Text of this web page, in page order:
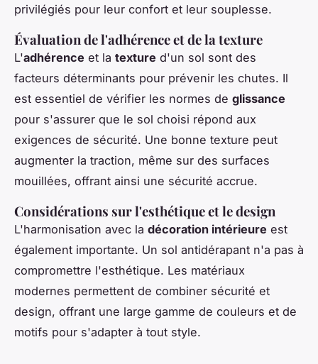
privilégiés pour leur confort et leur souplesse.
Évaluation de l'adhérence et de la texture
L'adhérence et la texture d'un sol sont des
facteurs déterminants pour prévenir les chutes. Il
est essentiel de vérifier les normes de glissance
pour s'assurer que le sol choisi répond aux
exigences de sécurité. Une bonne texture peut
augmenter la traction, même sur des surfaces
mouillées, offrant ainsi une sécurité accrue.
Considérations sur l'esthétique et le design
L'harmonisation avec la décoration intérieure est
également importante. Un sol antidérapant n'a pas à
compromettre l'esthétique. Les matériaux
modernes permettent de combiner sécurité et
design, offrant une large gamme de couleurs et de
motifs pour s'adapter à tout style.